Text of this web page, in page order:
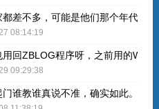
差不多，可能是他们那个年代人的
08:14:19
用回ZBLOG程序呀，之前用的WP
09:29:38
门谁教谁真说不准，确实如此。而